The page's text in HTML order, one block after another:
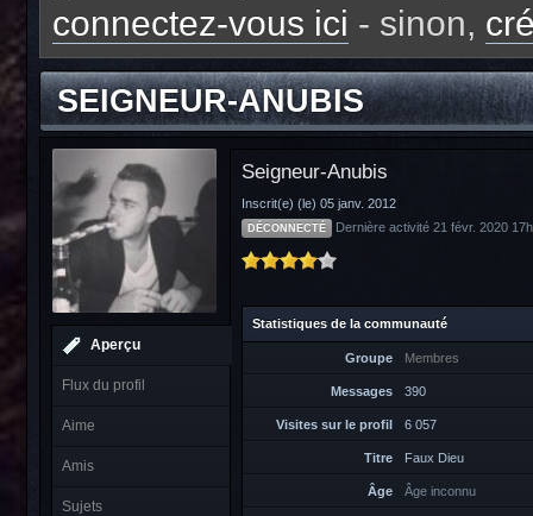
connectez-vous ici - sinon,
SEIGNEUR-ANUBIS
Aperçu
Flux du profil
Aime
Amis
Sujets
Seigneur-Anubis
Inscrit(e) (le) 05 janv. 2012
DÉCONNECTÉ Dernière activité 21 févr. 2020
Statistiques de la communauté
Groupe Membres
Messages 390
Visites sur le profil 6 057
Titre Faux Dieu
Âge Âge inconnu